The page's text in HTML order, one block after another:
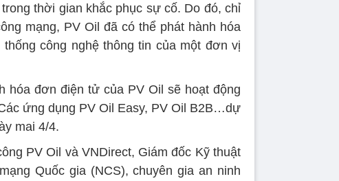
thời gian khắc phục sự cố. Do đó, chỉ
mạng, PV Oil đã có thể phát hành hóa
công nghệ thông tin của một đơn vị
hóa đơn điện tử của PV Oil sẽ hoạt động
ứng dụng PV Oil Easy, PV Oil B2B…dự
mai 4/4.
PV Oil và VNDirect, Giám đốc Kỹ thuật
Quốc gia (NCS), chuyên gia an ninh